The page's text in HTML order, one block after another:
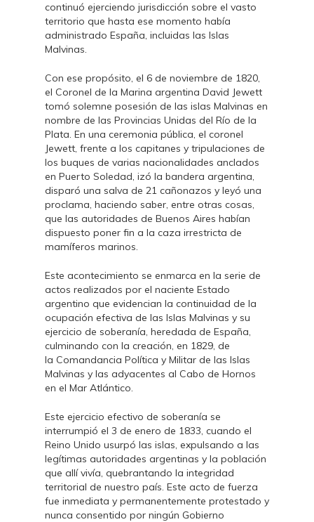
continuó ejerciendo jurisdicción sobre el vasto
territorio que hasta ese momento había
administrado España, incluidas las Islas
Malvinas.
Con ese propósito, el 6 de noviembre de 1820,
el Coronel de la Marina argentina David Jewett
tomó solemne posesión de las islas Malvinas en
nombre de las Provincias Unidas del Río de la
Plata. En una ceremonia pública, el coronel
Jewett, frente a los capitanes y tripulaciones de
los buques de varias nacionalidades anclados
en Puerto Soledad, izó la bandera argentina,
disparó una salva de 21 cañonazos y leyó una
proclama, haciendo saber, entre otras cosas,
que las autoridades de Buenos Aires habían
dispuesto poner fin a la caza irrestricta de
mamíferos marinos.
Este acontecimiento se enmarca en la serie de
actos realizados por el naciente Estado
argentino que evidencian la continuidad de la
ocupación efectiva de las Islas Malvinas y su
ejercicio de soberanía, heredada de España,
culminando con la creación, en 1829, de
la Comandancia Política y Militar de las Islas
Malvinas y las adyacentes al Cabo de Hornos
en el Mar Atlántico.
Este ejercicio efectivo de soberanía se
interrumpió el 3 de enero de 1833, cuando el
Reino Unido usurpó las islas, expulsando a las
legítimas autoridades argentinas y la población
que allí vivía, quebrantando la integridad
territorial de nuestro país. Este acto de fuerza
fue inmediata y permanentemente protestado y
nunca consentido por ningún Gobierno